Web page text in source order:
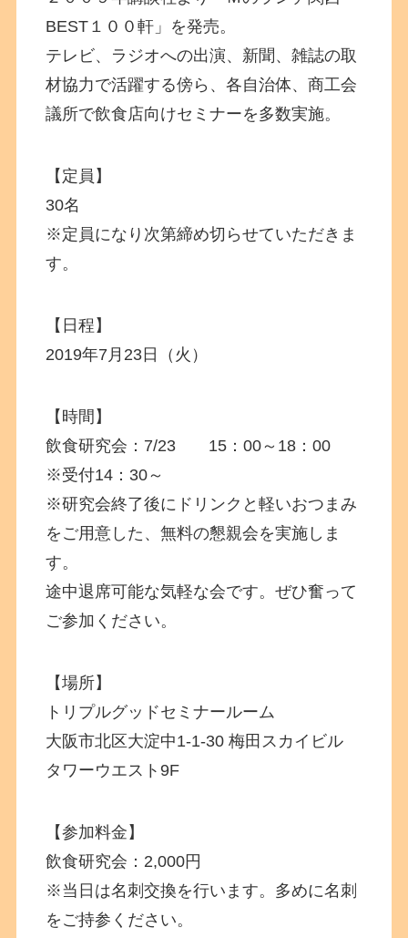
BEST１００軒」を発売。
テレビ、ラジオへの出演、新聞、雑誌の取
材協力で活躍する傍ら、各自治体、商工会
議所で飲食店向けセミナーを多数実施。
【定員】
30名
※定員になり次第締め切らせていただきま
す。
【日程】
2019年7月23日（火）
【時間】
飲食研究会：7/23 15：00～18：00
※受付14：30～
※研究会終了後にドリンクと軽いおつまみ
をご用意した、無料の懇親会を実施しま
す。
途中退席可能な気軽な会です。ぜひ奮って
ご参加ください。
【場所】
トリプルグッドセミナールーム
大阪市北区大淀中1-1-30 梅田スカイビル
タワーウエスト9F
【参加料金】
飲食研究会：2,000円
※当日は名刺交換を行います。多めに名刺
をご持参ください。